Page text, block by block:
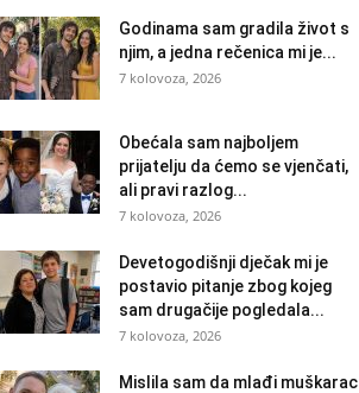
Godinama sam gradila život s
njim, a jedna rečenica mi je...
7 kolovoza, 2026
Obećala sam najboljem
prijatelju da ćemo se vjenčati,
ali pravi razlog...
7 kolovoza, 2026
Devetogodišnji dječak mi je
postavio pitanje zbog kojeg
sam drugačije pogledala...
7 kolovoza, 2026
Mislila sam da mlađi muškarac